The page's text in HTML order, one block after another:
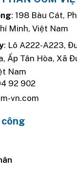
: 198 Bàu Cát,
Minh, Việt Nam
: Lô A222-A223,
Ấp Tân Hòa, Xã
Nam
92 902
vn.com
công